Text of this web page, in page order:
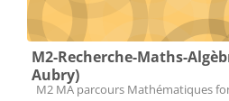
M2-Recherche-Maths-
Aubry)
Catégorie de cours
M2 MA parcours Mathématiques